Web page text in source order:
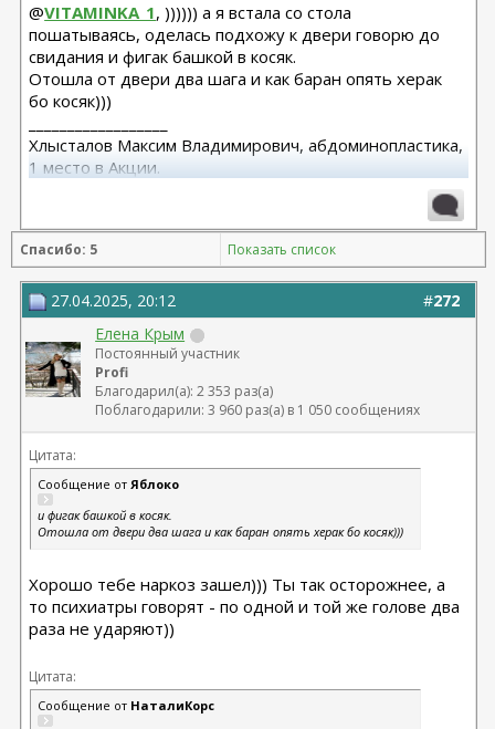
@VITAMINKA_1, )))))) а я встала со стола
пошатываясь, оделась подхожу к двери говорю до
свидания и фигак башкой в косяк.
Отошла от двери два шага и как баран опять херак
бо косяк)))
Хлысталов Максим Владимирович, абдоминопластика,
1 место в Акции.
Спасибо: 5 Показать список
#272
27.04.2025, 20:12
Елена Крым
Постоянный участник
Profi
Благодарил(а): 2 353 раз(а)
Поблагодарили: 3 960 раз(а) в 1 050 сообщениях
Цитата:
Сообщение отЯблоко
и фигак башкой в косяк.
Отошла от двери два шага и как баран опять херак бо косяк)))
Хорошо тебе наркоз зашел))) Ты так осторожнее, а
то психиатры говорят - по одной и той же голове два
раза не ударяют))
Цитата:
Сообщение от НаталиКорс